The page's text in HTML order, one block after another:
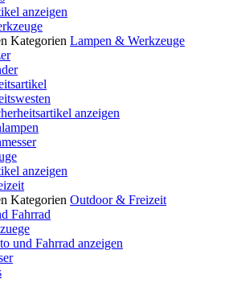
anzeigen
Kategorien Lampen & Werkzeuge
anzeigen
anzeigen
Kategorien Outdoor & Freizeit
Fahrrad
und Fahrrad anzeigen